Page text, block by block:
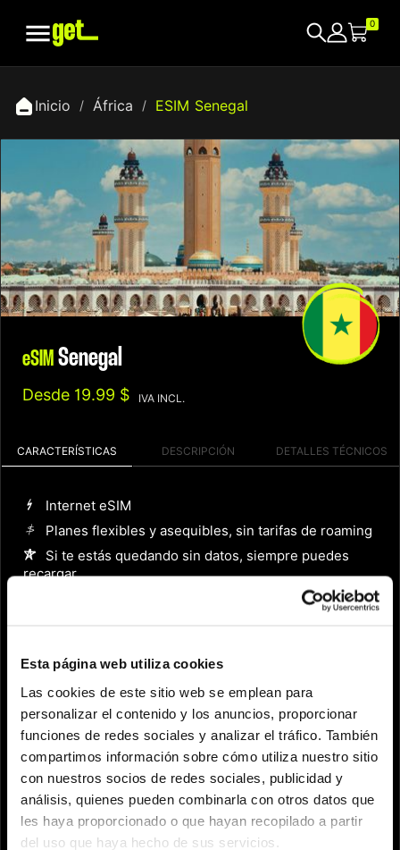
Esta página web utiliza cookies
Las cookies de este sitio web se emplean para
personalizar el contenido y los anuncios, proporcionar
funciones de redes sociales y analizar el tráfico. También
compartimos información sobre cómo utiliza nuestro sitio
con nuestros socios de redes sociales, publicidad y
análisis, quienes pueden combinarla con otros datos que
les haya proporcionado o que hayan recopilado a partir
del uso que haya hecho de sus servicios.
 0
Inicio África ESIM Senegal
eSIM Senegal
Desde 19.99 $ IVA INCL.
CARACTERÍSTICAS DESCRIPCIÓN DETALLES TÉCNICOS
Internet eSIM
Planes flexibles y asequibles, sin tarifas de roaming
Si te estás quedando sin datos, siempre puedes
recargar
3GB
7 Dias 19.99 $
10GB
15 Dias 44.99 $
30GB
30 Dias
20% OFF
119.99 $ 95.99 $